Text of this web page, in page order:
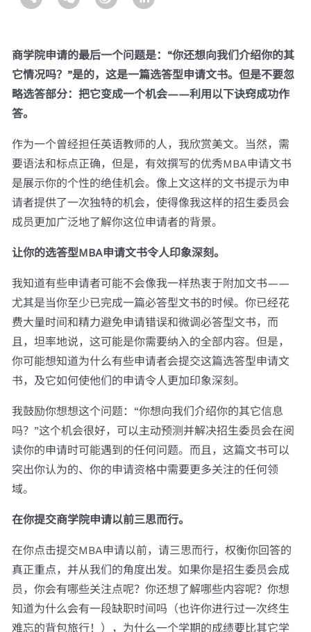
商学院申请的最后一个问题是：“你还想向我们介绍你的其
它情况吗？”是的，这是一篇选答型申请文书。但是不要忽
略选答部分：把它变成一个机会——利用以下诀窍成功作
答。
作为一个曾经担任英语教师的人，我欣赏美文。当然，需
要语法和标点正确，但是，有效撰写的优秀MBA申请文书
是展示你的个性的绝佳机会。像上文这样的文书提示为申
请者提供了一次独特的机会，使得像我这样的招生委员会
成员更加广泛地了解你这位申请者的背景。
让你的选答型MBA申请文书令人印象深刻。
我知道有些申请者可能不会像我一样热衷于附加文书——
尤其是当你至少已完成一篇必答型文书的时候。你已经花
费大量时间和精力避免申请错误和微调必答型文书，而
且，坦率地说，这可能是你需要纳入的全部内容。但是，
你可能想知道为什么有些申请者会提交这篇选答型申请文
书，及它如何使他们的申请令人更加印象深刻。
我鼓励你想想这个问题：“你想向我们介绍你的其它信息
吗？”这个机会很好，可以主动预测并解决招生委员会在阅
读你的申请时可能遇到的任何问题。而且，这篇文书可以
突出你认为的、你的申请资格中需要更多关注的任何领
域。
在你提交商学院申请以前三思而行。
在你点击提交MBA申请以前，请三思而行，权衡你回答的
真正重点，并从我们的角度出发。如果你是招生委员会成
员，你会有哪些关注点呢？你还想了解哪些内容呢？你想
知道为什么会有一段缺职时间吗（也许你进行过一次终生
难忘的背包旅行！），为什么一个学期的成绩要比其它学